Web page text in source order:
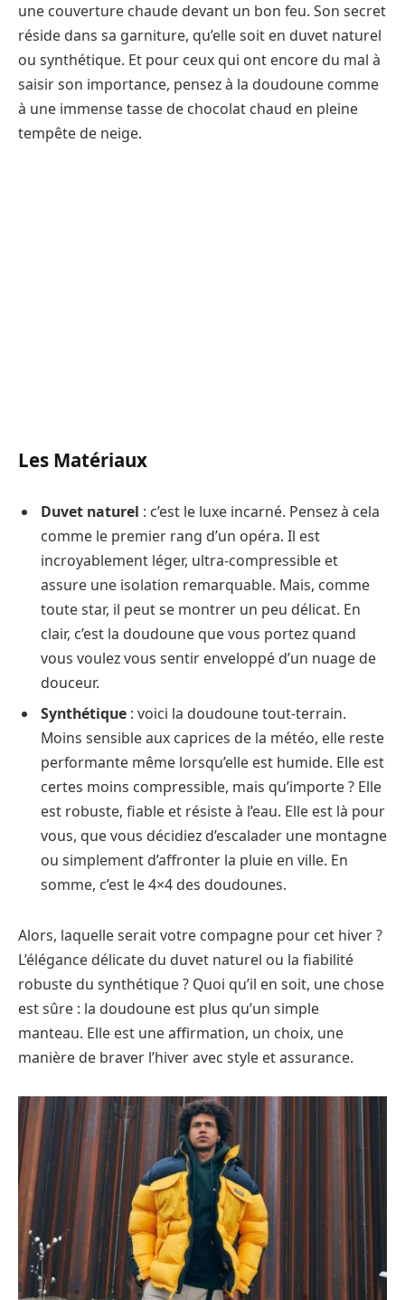
une couverture chaude devant un bon feu. Son secret
réside dans sa garniture, qu’elle soit en duvet naturel
ou synthétique. Et pour ceux qui ont encore du mal à
saisir son importance, pensez à la doudoune comme
à une immense tasse de chocolat chaud en pleine
tempête de neige.
Les Matériaux
Duvet naturel : c’est le luxe incarné. Pensez à cela
comme le premier rang d’un opéra. Il est
incroyablement léger, ultra-compressible et
assure une isolation remarquable. Mais, comme
toute star, il peut se montrer un peu délicat. En
clair, c’est la doudoune que vous portez quand
vous voulez vous sentir enveloppé d’un nuage de
douceur.
Synthétique : voici la doudoune tout-terrain.
Moins sensible aux caprices de la météo, elle reste
performante même lorsqu’elle est humide. Elle est
certes moins compressible, mais qu’importe ? Elle
est robuste, fiable et résiste à l’eau. Elle est là pour
vous, que vous décidiez d’escalader une montagne
ou simplement d’affronter la pluie en ville. En
somme, c’est le 4×4 des doudounes.
Alors, laquelle serait votre compagne pour cet hiver ?
L’élégance délicate du duvet naturel ou la fiabilité
robuste du synthétique ? Quoi qu’il en soit, une chose
est sûre : la doudoune est plus qu’un simple
manteau. Elle est une affirmation, un choix, une
manière de braver l’hiver avec style et assurance.